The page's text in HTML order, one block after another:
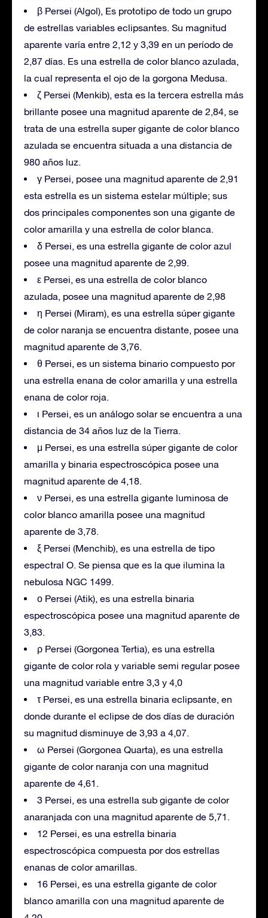
β Persei (Algol), Es prototipo de todo un grupo
de estrellas variables eclipsantes. Su magnitud
aparente varía entre 2,12 y 3,39 en un período de
2,87 días. Es una estrella de color blanco azulada,
la cual representa el ojo de la gorgona Medusa.
ζ Persei (Menkib), esta es la tercera estrella más
brillante posee una magnitud aparente de 2,84, se
trata de una estrella super gigante de color blanco
azulada se encuentra situada a una distancia de
980 años luz.
γ Persei, posee una magnitud aparente de 2,91
esta estrella es un sistema estelar múltiple; sus
dos principales componentes son una gigante de
color amarilla y una estrella de color blanca.
δ Persei, es una estrella gigante de color azul
posee una magnitud aparente de 2,99.
ε Persei, es una estrella de color blanco
azulada, posee una magnitud aparente de 2,98
η Persei (Miram), es una estrella súper gigante
de color naranja se encuentra distante, posee una
magnitud aparente de 3,76.
θ Persei, es un sistema binario compuesto por
una estrella enana de color amarilla y una estrella
enana de color roja.
ι Persei, es un análogo solar se encuentra a una
distancia de 34 años luz de la Tierra.
μ Persei, es una estrella súper gigante de color
amarilla y binaria espectroscópica posee una
magnitud aparente de 4,18.
ν Persei, es una estrella gigante luminosa de
color blanco amarilla posee una magnitud
aparente de 3,78.
ξ Persei (Menchib), es una estrella de tipo
espectral O. Se piensa que es la que ilumina la
nebulosa NGC 1499.
ο Persei (Atik), es una estrella binaria
espectroscópica posee una magnitud aparente de
3,83.
ρ Persei (Gorgonea Tertia), es una estrella
gigante de color rola y variable semi regular posee
una magnitud variable entre 3,3 y 4,0
τ Persei, es una estrella binaria eclipsante, en
donde durante el eclipse de dos días de duración
su magnitud disminuye de 3,93 a 4,07.
ω Persei (Gorgonea Quarta), es una estrella
gigante de color naranja con una magnitud
aparente de 4,61.
3 Persei, es una estrella sub gigante de color
anaranjada con una magnitud aparente de 5,71.
12 Persei, es una estrella binaria
espectroscópica compuesta por dos estrellas
enanas de color amarillas.
16 Persei, es una estrella gigante de color
blanco amarilla con una magnitud aparente de